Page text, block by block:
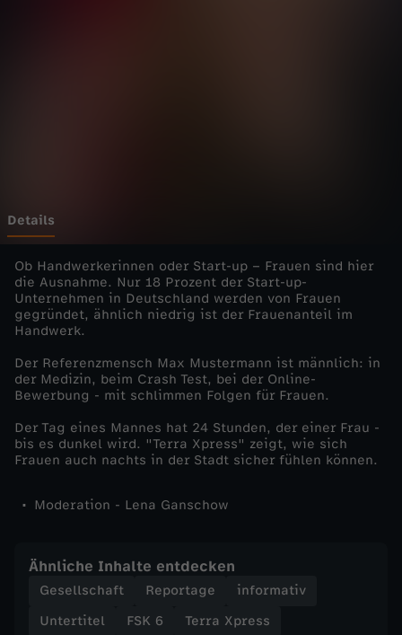
W
e
i
b
l
i
,
j
Details
Ob Handwerkerinnen oder Start-up – Frauen sind hier
die Ausnahme. Nur 18 Prozent der Start-up-
Unternehmen in Deutschland werden von Frauen
gegründet, ähnlich niedrig ist der Frauenanteil im
Handwerk.
Der Referenzmensch Max Mustermann ist männlich: in
der Medizin, beim Crash Test, bei der Online-
Bewerbung - mit schlimmen Folgen für Frauen.
Der Tag eines Mannes hat 24 Stunden, der einer Frau -
bis es dunkel wird. "Terra Xpress" zeigt, wie sich
Frauen auch nachts in der Stadt sicher fühlen können.
Moderation - Lena Ganschow
Ähnliche Inhalte entdecken
Gesellschaft Reportage
informativ
Untertitel
FSK 6 Terra Xpress